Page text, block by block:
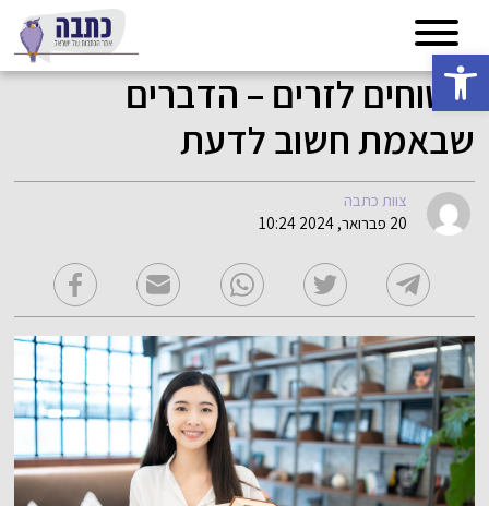
פתח סרגל נגישות
ביטוחים לזרים – הדברים
שבאמת חשוב לדעת
צוות כתבה
20 פברואר, 2024 10:24